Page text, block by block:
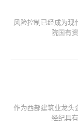
供
风险控制已经成为现
院国有
能够为客户降低风
从风险评估、风险分
等全方位、全过程
作为西部建筑业龙头
经纪具